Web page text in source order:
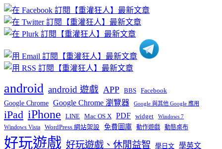
章
分
類
android android 遊戲 APP BBS Facebook
Google Chrome Google Chrome 瀏覽器 Google 與其他 Google 應用
iPad iPhone LINE Mac OS X PDF widget Windows 7
Windows Vista WordPress 網站架設 免費圖庫 動作遊戲 動態桌布
好玩遊戲 好玩遊戲、休閒益智 學日文 學英文